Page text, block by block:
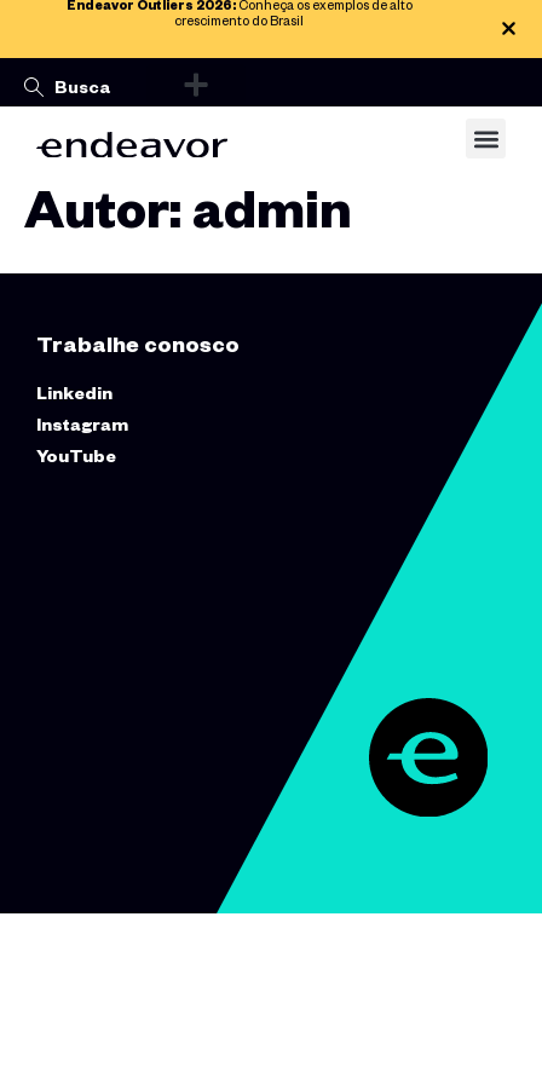
Endeavor Outliers 2026:Conheça os exemplos de alto
crescimento do Brasil
Autor: admin
Trabalhe conosco
Linkedin
Instagram
YouTube